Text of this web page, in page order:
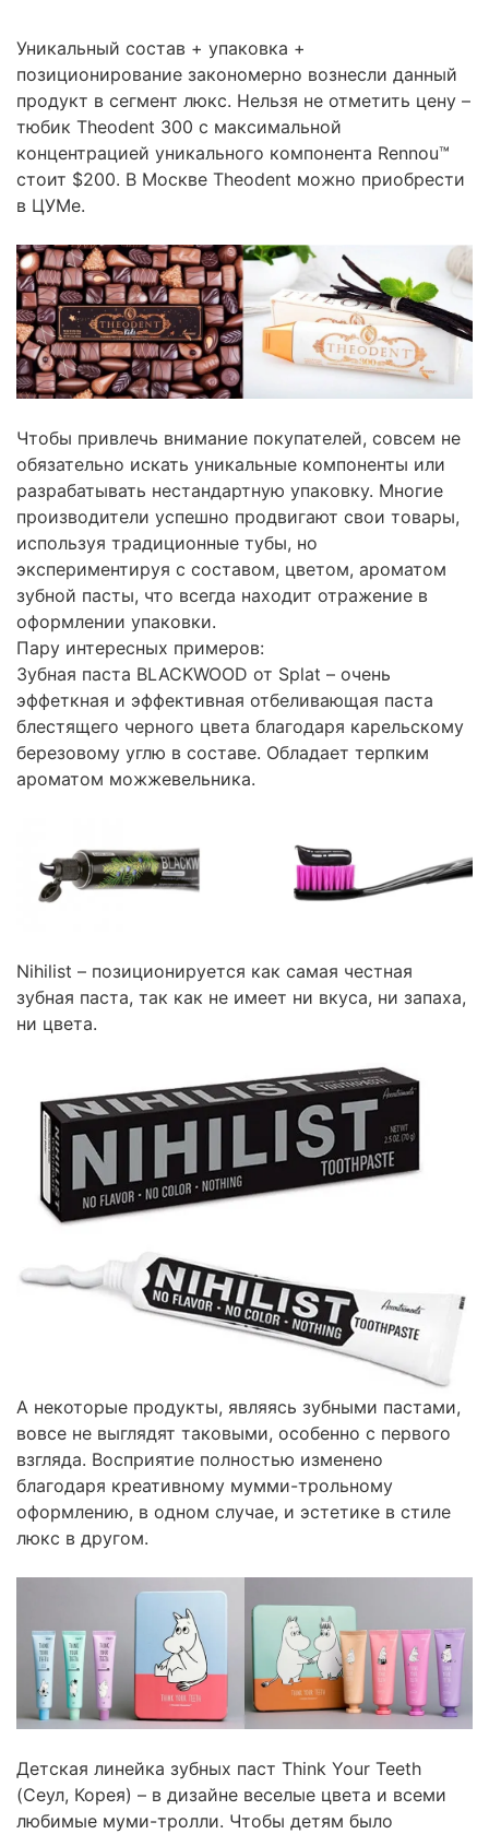
Уникальный состав + упаковка +
позиционирование закономерно вознесли данный
продукт в сегмент люкс. Нельзя не отметить цену –
тюбик Theodent 300 с максимальной
концентрацией уникального компонента Rennou™
стоит $200. В Москве Theodent можно приобрести
в ЦУМе.
Чтобы привлечь внимание покупателей, совсем не
обязательно искать уникальные компоненты или
разрабатывать нестандартную упаковку. Многие
производители успешно продвигают свои товары,
используя традиционные тубы, но
экспериментируя с составом, цветом, ароматом
зубной пасты, что всегда находит отражение в
оформлении упаковки.
Пару интересных примеров:
Зубная паста BLACKWOOD от Splat – очень
эффеткная и эффективная отбеливающая паста
блестящего черного цвета благодаря карельскому
березовому углю в составе. Обладает терпким
ароматом можжевельника.
Nihilist – позиционируется как самая честная
зубная паста, так как не имеет ни вкуса, ни запаха,
ни цвета.
А некоторые продукты, являясь зубными пастами,
вовсе не выглядят таковыми, особенно с первого
взгляда. Восприятие полностью изменено
благодаря креативному мумми-трольному
оформлению, в одном случае, и эстетике в стиле
люкс в другом.
Детская линейка зубных паст Think Your Teeth
(Сеул, Корея) – в дизайне веселые цвета и всеми
любимые муми-тролли. Чтобы детям было